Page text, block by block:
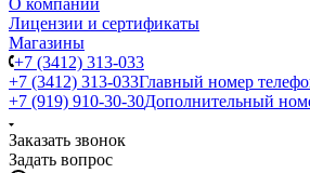
О компании
Лицензии и сертификаты
Магазины
+7 (3412) 313-033
+7 (3412) 313-033Главный номер
+7 (919) 910-30-30Дополнительный
Заказать звонок
Задать вопрос